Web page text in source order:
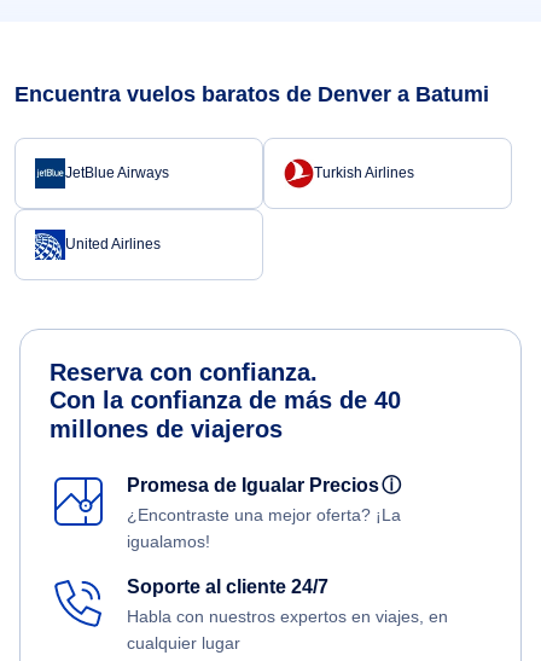
Encuentra vuelos baratos de Denver a Batumi
JetBlue Airways Turkish Airlines
United Airlines
Reserva con confianza.
Con la confianza de más de 40
millones de viajeros
Promesa de Igualar Preciosⓘ
¿Encontraste una mejor oferta? ¡La
igualamos!
Soporte al cliente 24/7
Habla con nuestros expertos en viajes, en
cualquier lugar